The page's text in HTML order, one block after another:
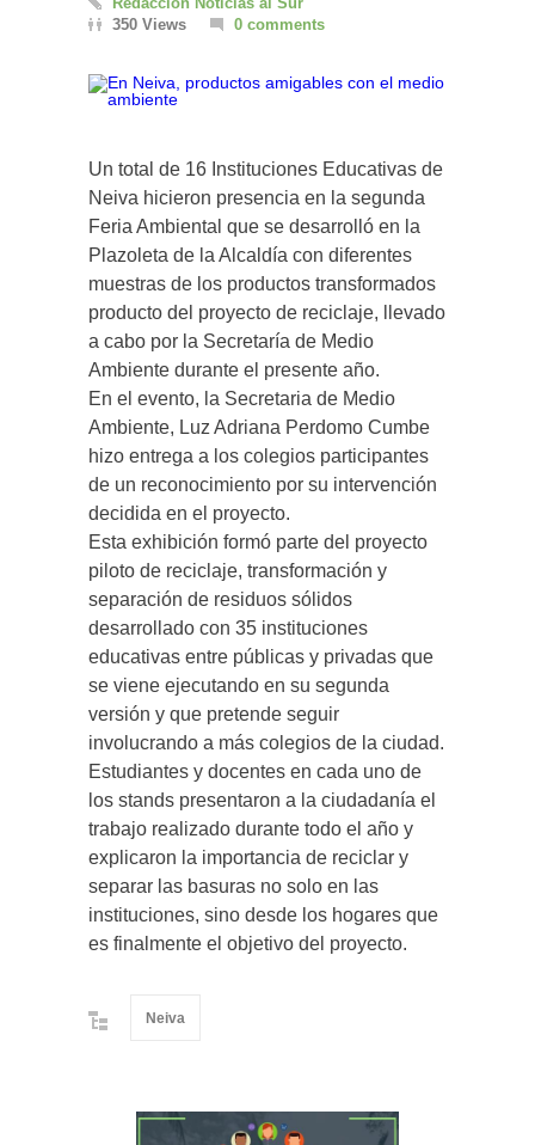
350 Views
0 comments
Un total de 16 Instituciones Educativas de
Neiva hicieron presencia en la segunda
Feria Ambiental que se desarrolló en la
Plazoleta de la Alcaldía con diferentes
muestras de los productos transformados
producto del proyecto de reciclaje, llevado
a cabo por la Secretaría de Medio
Ambiente durante el presente año.
En el evento, la Secretaria de Medio
Ambiente, Luz Adriana Perdomo Cumbe
hizo entrega a los colegios participantes
de un reconocimiento por su intervención
decidida en el proyecto.
Esta exhibición formó parte del proyecto
piloto de reciclaje, transformación y
separación de residuos sólidos
desarrollado con 35 instituciones
educativas entre públicas y privadas que
se viene ejecutando en su segunda
versión y que pretende seguir
involucrando a más colegios de la ciudad.
Estudiantes y docentes en cada uno de
los stands presentaron a la ciudadanía el
trabajo realizado durante todo el año y
explicaron la importancia de reciclar y
separar las basuras no solo en las
instituciones, sino desde los hogares que
es finalmente el objetivo del proyecto.
Neiva